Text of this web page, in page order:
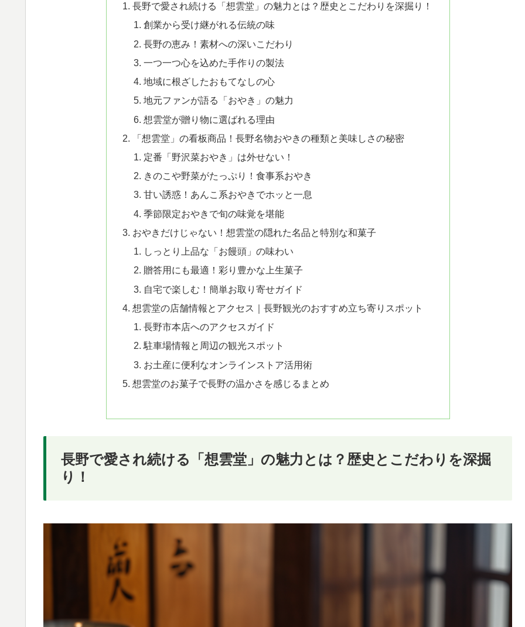
長野で愛され続ける「想雲堂」の魅力とは？歴史とこだわりを深掘り！
創業から受け継がれる伝統の味
長野の恵み！素材への深いこだわり
一つ一つ心を込めた手作りの製法
地域に根ざしたおもてなしの心
地元ファンが語る「おやき」の魅力
想雲堂が贈り物に選ばれる理由
「想雲堂」の看板商品！長野名物おやきの種類と美味しさの秘密
定番「野沢菜おやき」は外せない！
きのこや野菜がたっぷり！食事系おやき
甘い誘惑！あんこ系おやきでホッと一息
季節限定おやきで旬の味覚を堪能
おやきだけじゃない！想雲堂の隠れた名品と特別な和菓子
しっとり上品な「お饅頭」の味わい
贈答用にも最適！彩り豊かな上生菓子
自宅で楽しむ！簡単お取り寄せガイド
想雲堂の店舗情報とアクセス｜長野観光のおすすめ立ち寄りスポット
長野市本店へのアクセスガイド
駐車場情報と周辺の観光スポット
お土産に便利なオンラインストア活用術
想雲堂のお菓子で長野の温かさを感じるまとめ
長野で愛され続ける「想雲堂」の魅力とは？歴史とこだわりを深掘
り！